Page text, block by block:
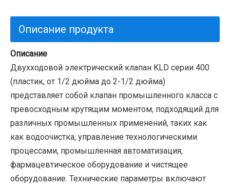
Описание продукта
Описание
Двухходовой электрический клапан KLD серии 400
(пластик, от 1/2 дюйма до 2-1/2 дюйма)
представляет собой клапан промышленного класса с
превосходным крутящим моментом, подходящий для
различных промышленных применений, таких как
как водоочистка, управление технологическими
процессами, промышленная автоматизация,
фармацевтическое оборудование и чистящее
оборудование. Технические параметры включают